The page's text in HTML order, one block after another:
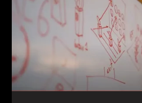
PLUS